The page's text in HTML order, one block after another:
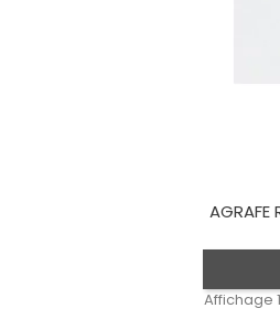
AGRAFE
Affichage